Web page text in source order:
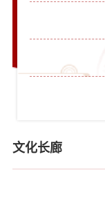
文化长廊